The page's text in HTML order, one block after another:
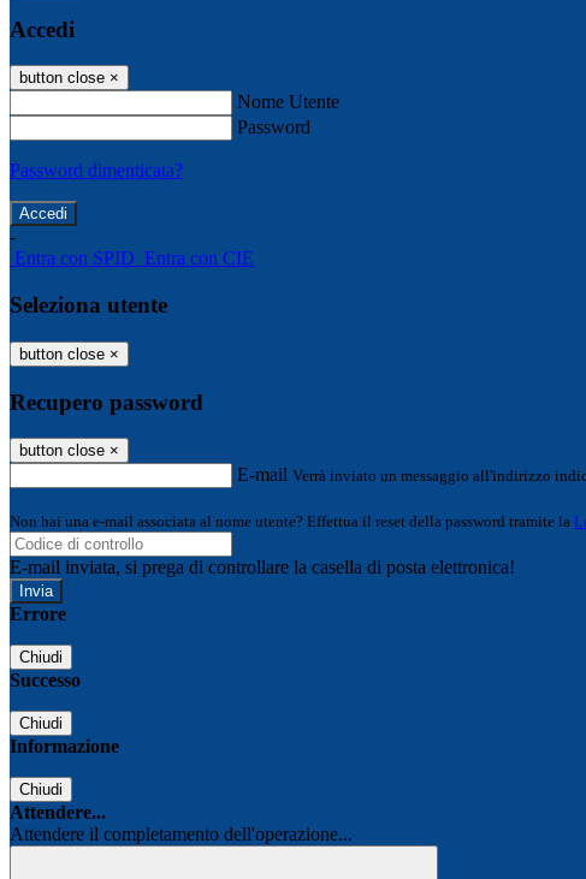
Accedi
button close ×
Nome Utente
Password
Password dimenticata?
-
Entra con SPID Entra con CIE
Seleziona utente
button close ×
Recupero password
button close ×
E-mail Verrà inviato un messaggio all'indirizzo
Non hai una e-mail associata al nome utente? Effettua il reset della password tramite la
E-mail inviata, si prega di controllare la casella di posta elettronica!
Errore
Chiudi
Successo
Chiudi
Informazione
Chiudi
Attendere...
Attendere il completamento dell'operazione...